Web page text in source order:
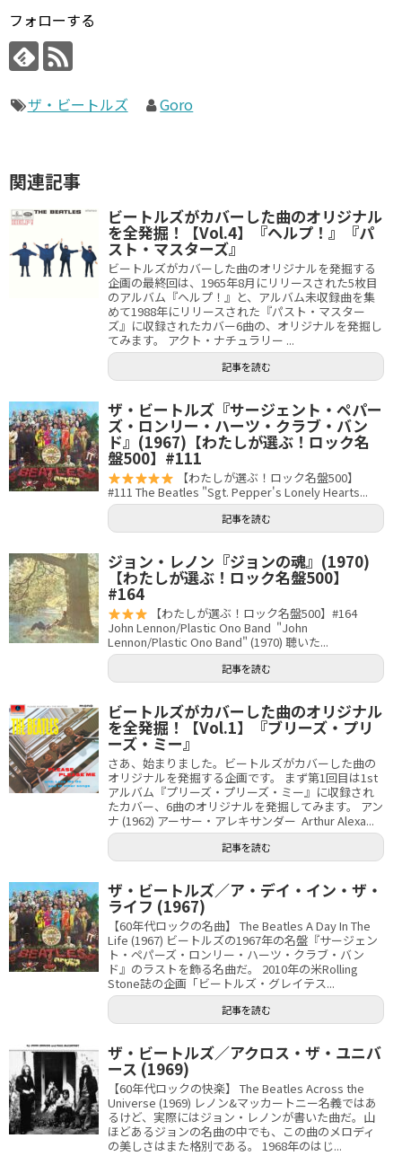
フォローする
ザ・ビートルズ Goro
関連記事
ビートルズがカバーした曲のオリジナル
を全発掘！【Vol.4】『ヘルプ！』『パ
スト・マスターズ』
ビートルズがカバーした曲のオリジナルを発掘する
企画の最終回は、1965年8月にリリースされた5枚目
のアルバム『ヘルプ！』と、アルバム未収録曲を集
めて1988年にリリースされた『パスト・マスター
ズ』に収録されたカバー6曲の、オリジナルを発掘し
てみます。 アクト・ナチュラリー ...
記事を読む
ザ・ビートルズ『サージェント・ペパー
ズ・ロンリー・ハーツ・クラブ・バン
ド』(1967)【わたしが選ぶ！ロック名
盤500】#111
【わたしが選ぶ！ロック名盤500】
#111 The Beatles "Sgt. Pepper's Lonely Hearts...
記事を読む
ジョン・レノン『ジョンの魂』(1970)
【わたしが選ぶ！ロック名盤500】
#164
【わたしが選ぶ！ロック名盤500】#164
John Lennon/Plastic Ono Band "John
Lennon/Plastic Ono Band" (1970) 聴いた...
記事を読む
ビートルズがカバーした曲のオリジナル
を全発掘！【Vol.1】『ブリーズ・プリ
ーズ・ミー』
さあ、始まりました。ビートルズがカバーした曲の
オリジナルを発掘する企画です。 まず第1回目は1st
アルバム『プリーズ・プリーズ・ミー』に収録され
たカバー、6曲のオリジナルを発掘してみます。 アン
ナ (1962) アーサー・アレキサンダー Arthur Alexa...
記事を読む
ザ・ビートルズ／ア・デイ・イン・ザ・
ライフ (1967)
【60年代ロックの名曲】 The Beatles A Day In The
Life (1967) ビートルズの1967年の名盤『サージェン
ト・ペパーズ・ロンリー・ハーツ・クラブ・バン
ド』のラストを飾る名曲だ。 2010年の米Rolling
Stone誌の企画「ビートルズ・グレイテス...
記事を読む
ザ・ビートルズ／アクロス・ザ・ユニバ
ース (1969)
【60年代ロックの快楽】 The Beatles Across the
Universe (1969) レノン&マッカートニー名義ではあ
るけど、実際にはジョン・レノンが書いた曲だ。山
ほどあるジョンの名曲の中でも、この曲のメロディ
の美しさはまた格別である。 1968年のはじ...